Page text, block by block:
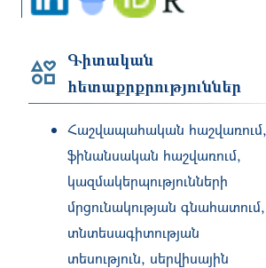
Գիտական
հետաքրքրություններ
Հաշվապահական հաշվառում,
ֆինանսական հաշվառում,
կազմակերպությունների
մրցունակության գնահատում,
տնտեսագիտության
տեսություն, սերվիսային